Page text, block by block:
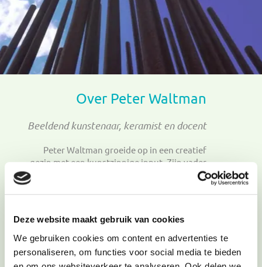
Deze website maakt gebruik van cookies
We gebruiken cookies om content en advertenties te
personaliseren, om functies voor social media te bieden
Over Peter Waltman
Beeldend kunstenaar, keramist en docent
Peter Waltman groeide op in een creatief
gezin met een kunstzinnige input. Zijn vader
was docent tekenen, kalligrafie en moeder
keramist en ontwikkelde zich daarnaast als
docent pottenbakken en keramiek.
'Kunst maken' beleef ik als een geweldig